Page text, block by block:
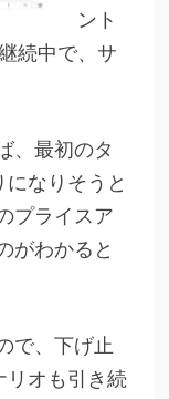
ント
続中で、サ
、最初のタ
なりそうと
プライスア
がわかると
で、下げ止
リオも引き続